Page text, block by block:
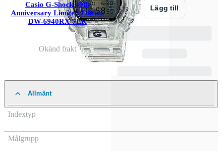
Casio G-Shock 40th
Anniversary Limited Edition
DW-6940RX-7ER
Okänd frakt
Lägg till
Allmänt
Indextyp
Målgrupp